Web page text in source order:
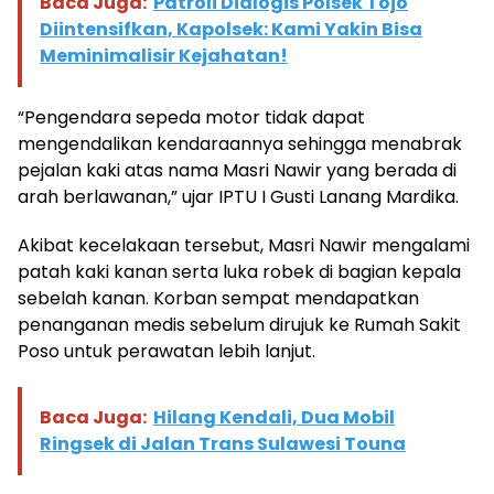
Diintensifkan, Kapolsek: Kami Yakin Bisa
Meminimalisir Kejahatan!
“Pengendara sepeda motor tidak dapat
mengendalikan kendaraannya sehingga menabrak
pejalan kaki atas nama Masri Nawir yang berada di
arah berlawanan,” ujar IPTU I Gusti Lanang Mardika.
Akibat kecelakaan tersebut, Masri Nawir mengalami
patah kaki kanan serta luka robek di bagian kepala
sebelah kanan. Korban sempat mendapatkan
penanganan medis sebelum dirujuk ke Rumah Sakit
Poso untuk perawatan lebih lanjut.
Baca Juga: Hilang Kendali, Dua Mobil
Ringsek di Jalan Trans Sulawesi Touna